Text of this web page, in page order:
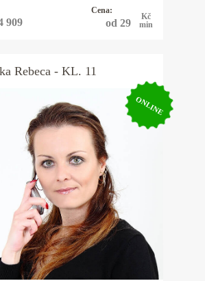
909
Cena:
od 29
Kč
min
Rebeca - KL. 11
ONLINE
Kartářka Rebeca
vztahy, lásku, peníze,
nebo něco jiného? Mým
orákulem jsou karty -
tarotové, archandělské,
také z kamenných run,
energie kyvadélka.